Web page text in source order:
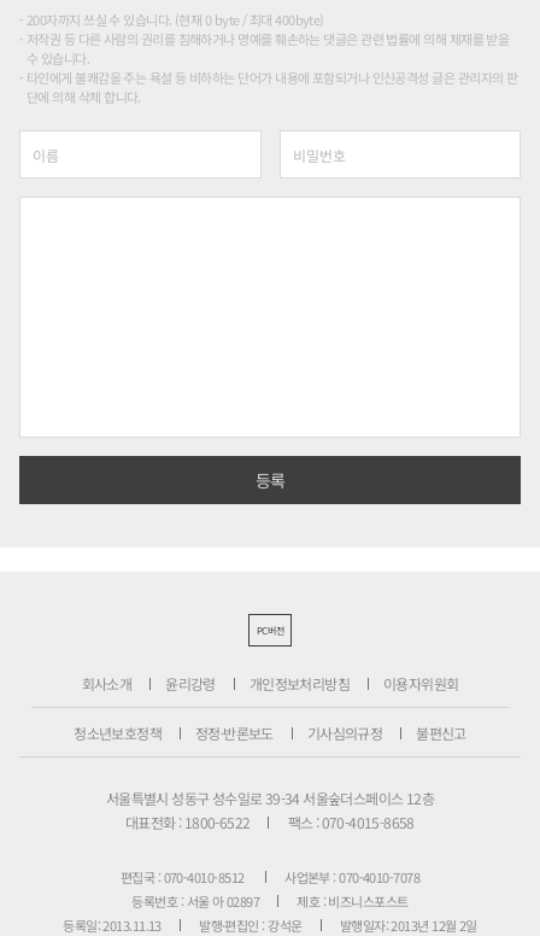
200자까지 쓰실 수 있습니다. (현재 0 byte / 최대 400byte)
저작권 등 다른 사람의 권리를 침해하거나 명예를 훼손하는 댓글은 관련 법률에 의해 제재를 받을
수 있습니다.
타인에게 불쾌감을 주는 욕설 등 비하하는 단어가 내용에 포함되거나 인신공격성 글은 관리자의 판
단에 의해 삭제 합니다.
PC버전
회사소개 윤리강령 개인정보처리방침 이용자위원회
청소년보호정책 정정·반론보도 기사심의규정 불편신고
서울특별시 성동구 성수일로 39-34 서울숲더스페이스 12층
대표전화 : 1800-6522
팩스 : 070-4015-8658
편집국 : 070-4010-8512
사업본부 : 070-4010-7078
등록번호 : 서울 아 02897
제호 : 비즈니스포스트
등록일: 2013.11.13
발행·편집인 : 강석운 발행일자: 2013년 12월 2일